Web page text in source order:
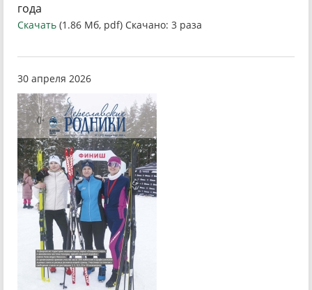
года
Скачать (1.86 Мб, pdf) Скачано: 3 раза
30 апреля 2026